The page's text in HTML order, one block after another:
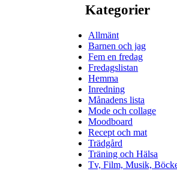
Kategorier
Allmänt
Barnen och jag
Fem en fredag
Fredagslistan
Hemma
Inredning
Månadens lista
Mode och collage
Moodboard
Recept och mat
Trädgård
Träning och Hälsa
Tv, Film, Musik,